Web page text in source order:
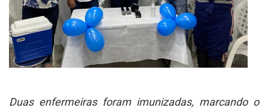
Duas enfermeiras foram imunizadas, marcando o